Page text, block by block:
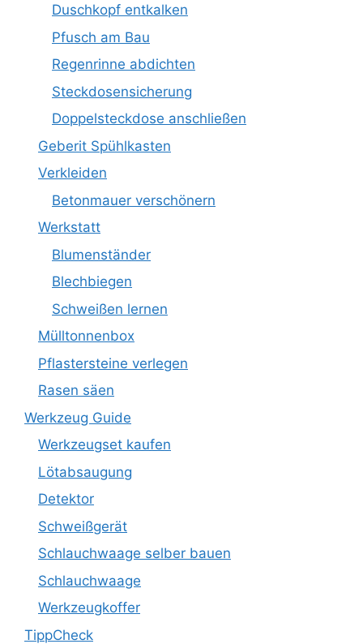
Duschkopf entkalken
Pfusch am Bau
Regenrinne abdichten
Steckdosensicherung
Doppelsteckdose anschließen
Geberit Spühlkasten
Verkleiden
Betonmauer verschönern
Werkstatt
Blumenständer
Blechbiegen
Schweißen lernen
Mülltonnenbox
Pflastersteine verlegen
Rasen säen
Werkzeug Guide
Werkzeugset kaufen
Lötabsaugung
Detektor
Schweißgerät
Schlauchwaage selber bauen
Schlauchwaage
Werkzeugkoffer
TippCheck